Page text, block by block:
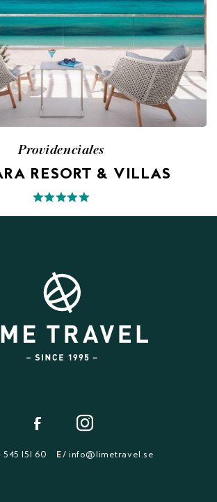
Providenciales
RESORT & VILLAS
151 60 E/ info@limetravel.se